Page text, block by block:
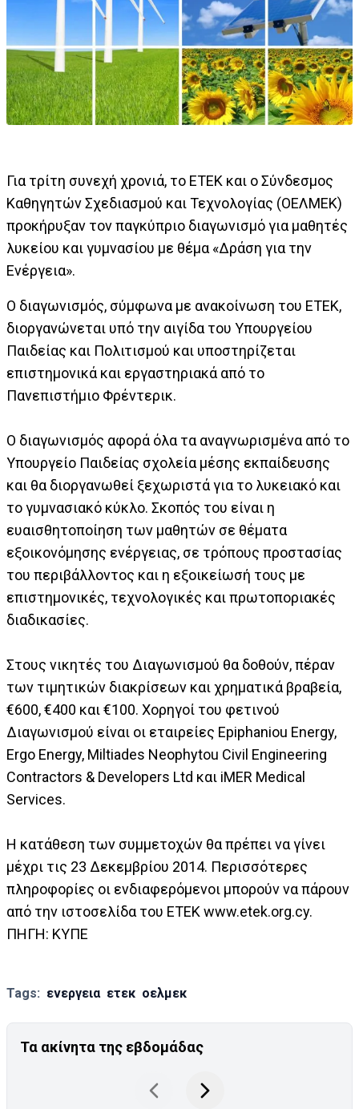
Για τρίτη συνεχή χρονιά, το ΕΤΕΚ και ο Σύνδεσμος
Καθηγητών Σχεδιασμού και Τεχνολογίας (ΟΕΛΜΕΚ)
προκήρυξαν τον παγκύπριο διαγωνισμό για μαθητές
λυκείου και γυμνασίου με θέμα «Δράση για την
Ενέργεια».
Ο διαγωνισμός, σύμφωνα με ανακοίνωση του ΕΤΕΚ,
διοργανώνεται υπό την αιγίδα του Υπουργείου
Παιδείας και Πολιτισμού και υποστηρίζεται
επιστημονικά και εργαστηριακά από το
Πανεπιστήμιο Φρέντερικ.
Ο διαγωνισμός αφορά όλα τα αναγνωρισμένα από το
Υπουργείο Παιδείας σχολεία μέσης εκπαίδευσης
και θα διοργανωθεί ξεχωριστά για το λυκειακό και
το γυμνασιακό κύκλο. Σκοπός του είναι η
ευαισθητοποίηση των μαθητών σε θέματα
εξοικονόμησης ενέργειας, σε τρόπους προστασίας
του περιβάλλοντος και η εξοικείωσή τους με
επιστημονικές, τεχνολογικές και πρωτοποριακές
διαδικασίες.
Στους νικητές του Διαγωνισμού θα δοθούν, πέραν
των τιμητικών διακρίσεων και χρηματικά βραβεία,
€600, €400 και €100. Χορηγοί του φετινού
Διαγωνισμού είναι οι εταιρείες Epiphaniou Energy,
Ergo Energy, Miltiades Neophytou Civil Engineering
Contractors & Developers Ltd και iMER Medical
Services.
Η κατάθεση των συμμετοχών θα πρέπει να γίνει
μέχρι τις 23 Δεκεμβρίου 2014. Περισσότερες
πληροφορίες οι ενδιαφερόμενοι μπορούν να πάρουν
από την ιστοσελίδα του ΕΤΕΚ www.etek.org.cy.
ΠΗΓΗ: ΚΥΠΕ
Tags: ενεργεια ετεκ οελμεκ
Τα ακίνητα της εβδομάδας